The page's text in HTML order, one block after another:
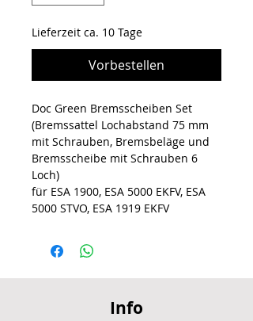
Lieferzeit ca. 10 Tage
Vorbestellen
Doc Green Bremsscheiben Set
(Bremssattel Lochabstand 75 mm
mit Schrauben, Bremsbeläge und
Bremsscheibe mit Schrauben 6
Loch)
für ESA 1900, ESA 5000 EKFV, ESA
5000 STVO, ESA 1919 EKFV
Info